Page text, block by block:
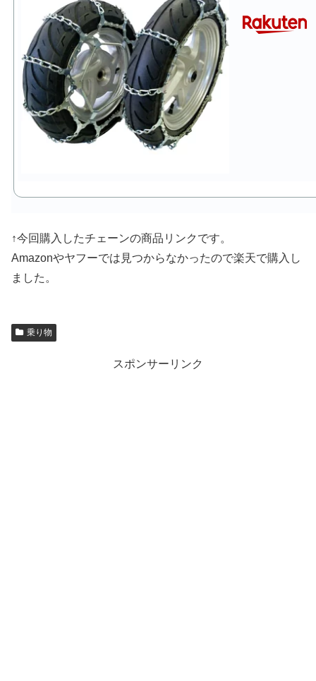
↑今回購入したチェーンの商品リンクです。
Amazonやヤフーでは見つからなかったので楽天で購入し
ました。
乗り物
スポンサーリンク